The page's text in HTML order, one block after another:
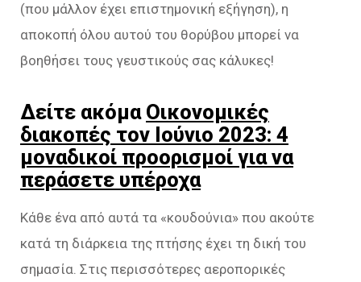
(που μάλλον έχει επιστημονική εξήγηση), η
αποκοπή όλου αυτού του θορύβου μπορεί να
βοηθήσει τους γευστικούς σας κάλυκες!
Δείτε ακόμα Οικονομικές
διακοπές τον Ιούνιο 2023: 4
μοναδικοί προορισμοί για να
περάσετε υπέροχα
Κάθε ένα από αυτά τα «κουδούνια» που ακούτε
κατά τη διάρκεια της πτήσης έχει τη δική του
σημασία. Στις περισσότερες αεροπορικές